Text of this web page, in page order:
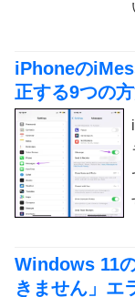
iPhoneの
正する9つの
Windows 11
きません」エ